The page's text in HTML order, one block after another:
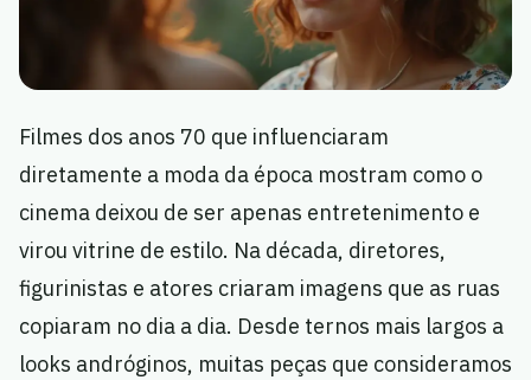
Filmes dos anos 70 que influenciaram
diretamente a moda da época mostram como o
cinema deixou de ser apenas entretenimento e
virou vitrine de estilo. Na década, diretores,
figurinistas e atores criaram imagens que as ruas
copiaram no dia a dia. Desde ternos mais largos a
looks andróginos, muitas peças que consideramos